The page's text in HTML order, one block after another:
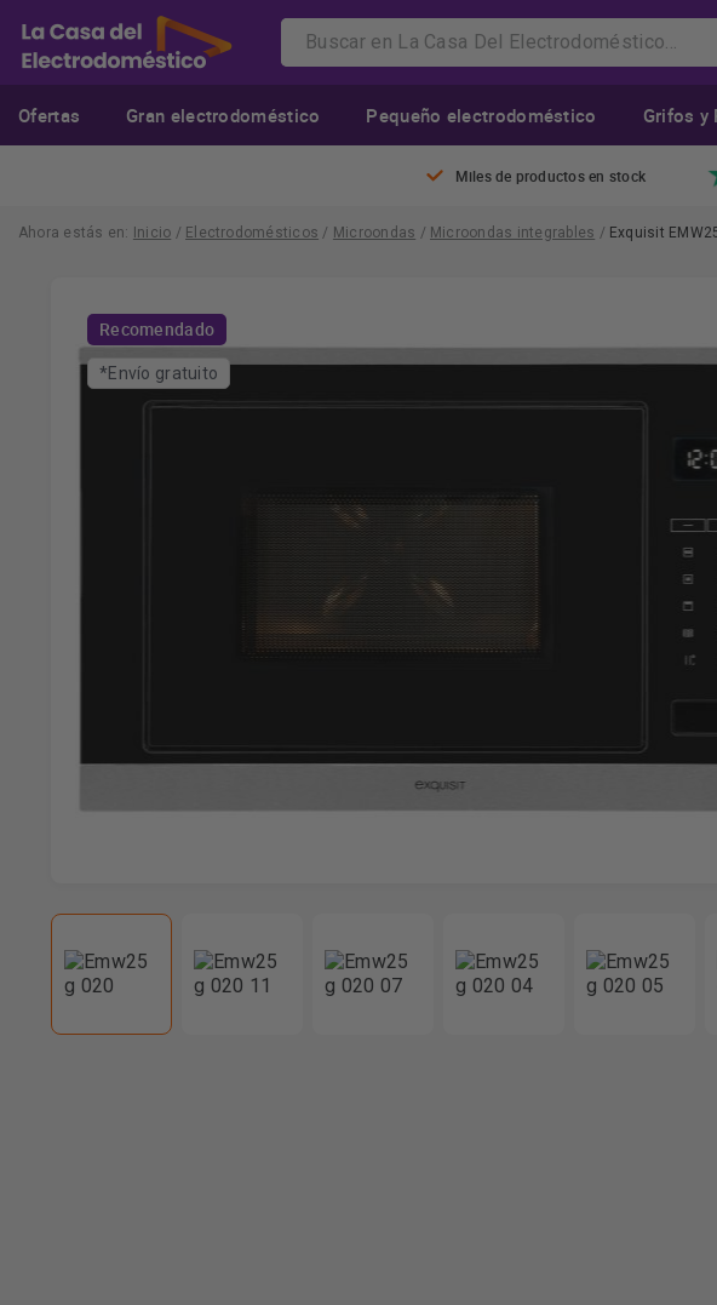
Ofertas Gran electrodoméstico Pequeño electrodoméstico Grifos y
Miles de productos en stock
Ahora estás en: Inicio / Electrodomésticos / Microondas / Microondas integrables / Exquisit
Recomendado
*Envío gratuito